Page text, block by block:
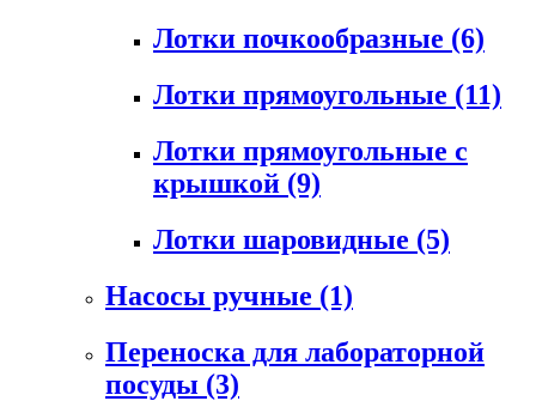
Лотки почкообразные (6)
Лотки прямоугольные (11)
Лотки прямоугольные с
крышкой (9)
Лотки шаровидные (5)
Насосы ручные (1)
Переноска для лабораторной
посуды (3)